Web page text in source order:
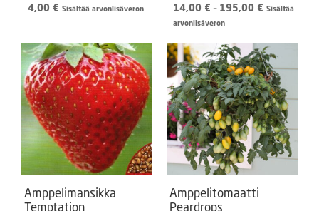
4,00 € Sisältää arvonlisäveron
14,00 € – 195,00 €
195,00 €
Sisältää
arvonlisäveron
Amppelimansikka
Temptation
Amppelitomaatti
Peardrops